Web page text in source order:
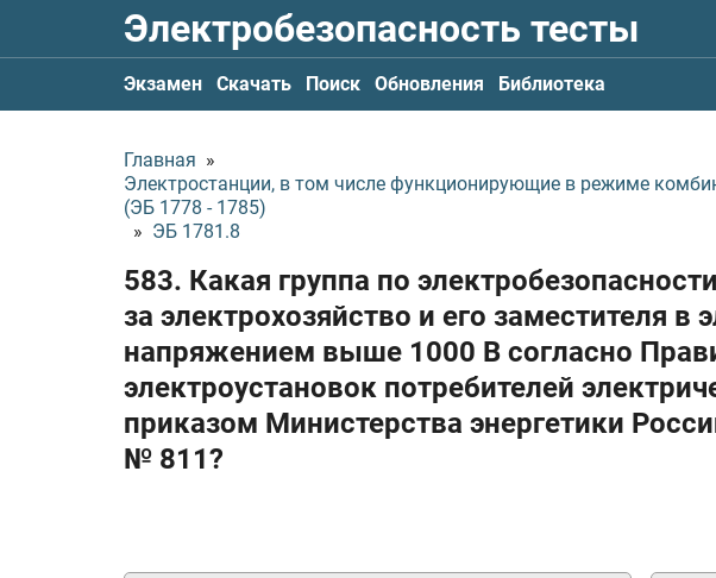
Электробезопасность тесты
Экзамен Скачать Поиск Обновления Библиотека
Главная »
Электростанции, в том числе функционирующие в режиме
(ЭБ 1778 - 1785)
» ЭБ 1781.8
583. Какая группа по
за электрохозяйство и его заместителя в
напряжением выше 1000 В согласно
электроустановок потребителей
приказом Министерства энергетики
№ 811?